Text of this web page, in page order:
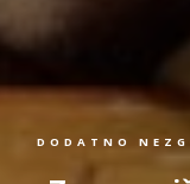
DODATNO